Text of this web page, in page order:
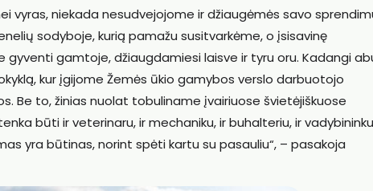
vyras, niekada nesudvejojome ir džiaugėmės savo
sodyboje, kurią pamažu susitvarkėme, o įsisavinę
gamtoje, džiaugdamiesi laisve ir tyru oru. Kadangi
kur įgijome Žemės ūkio gamybos verslo darbuotojo
Be to, žinias nuolat tobuliname įvairiuose švietėjiškuose
būti ir veterinaru, ir mechaniku, ir buhalteriu, ir
yra būtinas, norint spėti kartu su pasauliu“, – pasakoja